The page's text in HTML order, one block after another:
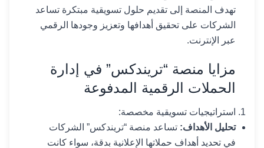
تهدف المنصة إلى تقديم حلول تسويقية مبتكرة تساعد
الشركات على تحقيق أهدافها وتعزيز وجودها الرقمي
عبر الإنترنت.
مزايا منصة “تريندكس” في إدارة
الحملات الرقمية المدفوعة
استراتيجيات تسويقية مخصصة:
تحليل الأهداف: تساعد منصة “تريندكس” الشركات
في تحديد أهداف حملاتها الإعلانية بدقة، سواء كانت